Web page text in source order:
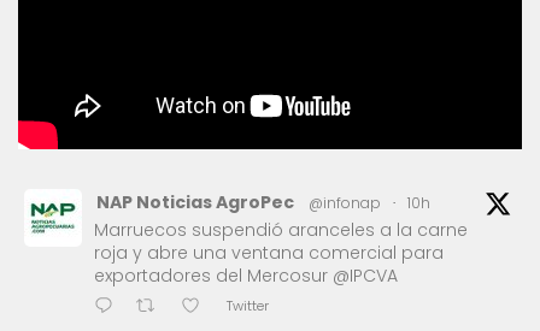
NAP Noticias AgroPec @infonap · 10h
Marruecos suspendió aranceles a la carne
roja y abre una ventana comercial para
exportadores del Mercosur @IPCVA
Twitter